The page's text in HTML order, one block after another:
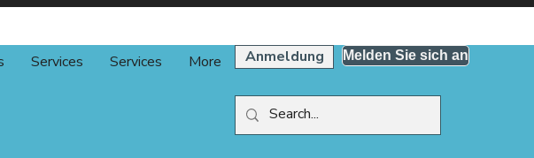
Services Services More Anmeldung Melden Sie sich an